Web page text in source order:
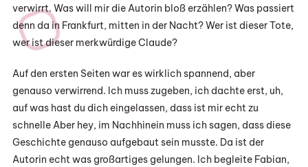
verwirrt. Was will mir die Autorin bloß erzählen? Was passiert
denn da in Frankfurt, mitten in der Nacht? Wer ist dieser Tote,
wer ist dieser merkwürdige Claude?
Auf den ersten Seiten war es wirklich spannend, aber
genauso verwirrend. Ich muss zugeben, ich dachte erst, uh,
auf was hast du dich eingelassen, dass ist mir echt zu
schnelle Aber hey, im Nachhinein muss ich sagen, dass diese
Geschichte genauso aufgebaut sein musste. Da ist der
Autorin echt was großartiges gelungen. Ich begleite Fabian,